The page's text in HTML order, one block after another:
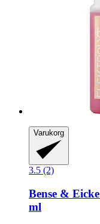
Varukorg
3.5 (2)
Bense & Eicke
ml